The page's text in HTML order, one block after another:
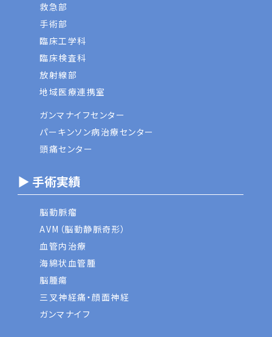
救急部
手術部
臨床工学科
臨床検査科
放射線部
地域医療連携室
ガンマナイフセンター
パーキンソン病治療センター
頭痛センター
▶ 手術実績
脳動脈瘤
AVM（脳動静脈奇形）
血管内治療
海綿状血管腫
脳腫瘍
三叉神経痛・顔面神経
ガンマナイフ